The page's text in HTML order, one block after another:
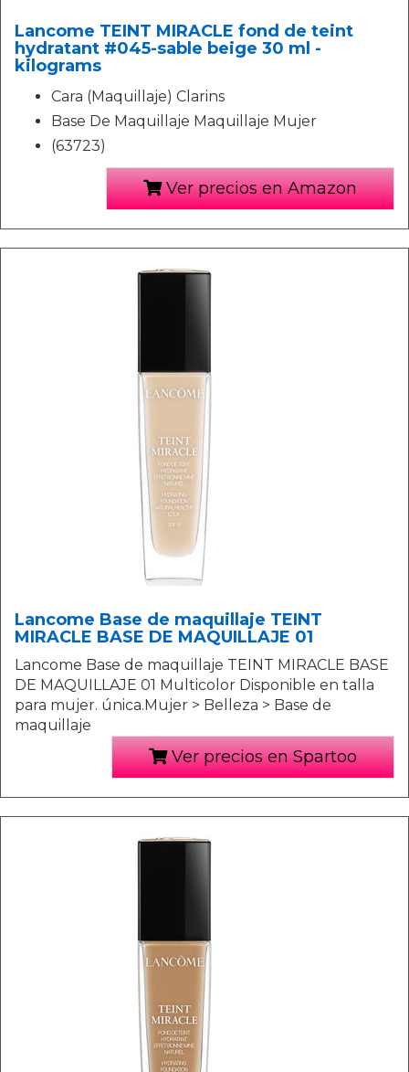
Lancome TEINT MIRACLE fond de teint
hydratant #045-sable beige 30 ml -
kilograms
Cara (Maquillaje) Clarins
Base De Maquillaje Maquillaje Mujer
(63723)
Ver precios en Amazon
Lancome Base de maquillaje TEINT
MIRACLE BASE DE MAQUILLAJE 01
Lancome Base de maquillaje TEINT MIRACLE BASE
DE MAQUILLAJE 01 Multicolor Disponible en talla
para mujer. única.Mujer > Belleza > Base de
maquillaje
Ver precios en Spartoo